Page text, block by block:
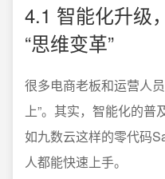
4.1 智能化升级
“思维变革”
很多电商老板和运营人
上”。其实，智能化的普
如九数云这样的零代码
人都能快速上手。